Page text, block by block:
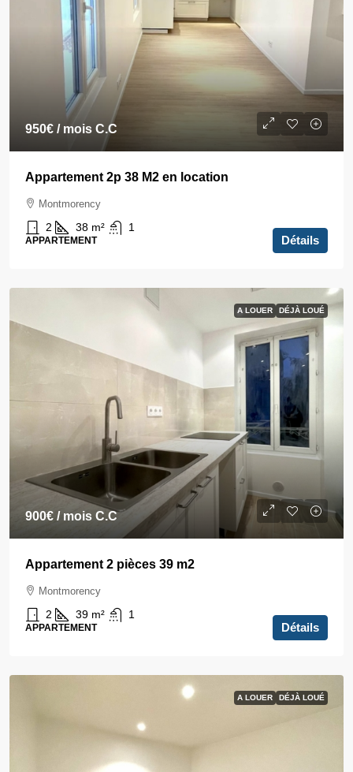
950€ / mois C.C
Appartement 2p 38 M2 en location
Montmorency
2 38 m² 1
APPARTEMENT Détails
A LOUER DÉJÀ LOUÉ
900€ / mois C.C
Appartement 2 pièces 39 m2
Montmorency
2 39 m² 1
APPARTEMENT Détails
A LOUER DÉJÀ LOUÉ